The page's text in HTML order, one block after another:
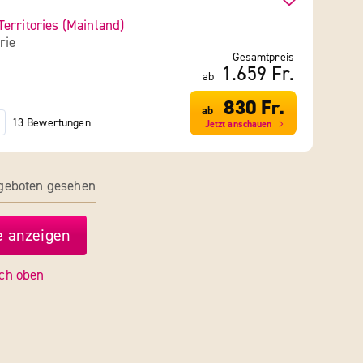
(Mainland)
13 Bewertungen
Gesamtpreis
ab
1.659 Fr.
ab 830 Fr.
Jetzt anschauen
gesehen
anzeigen
oben